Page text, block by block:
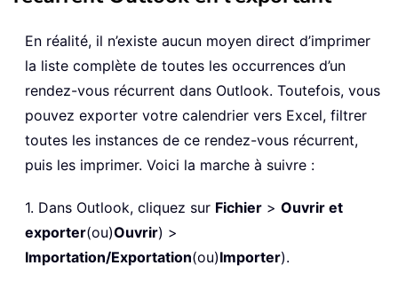
En réalité, il n’existe aucun moyen direct d’imprimer
la liste complète de toutes les occurrences d’un
rendez-vous récurrent dans Outlook. Toutefois, vous
pouvez exporter votre calendrier vers Excel, filtrer
toutes les instances de ce rendez-vous récurrent,
puis les imprimer. Voici la marche à suivre :
1. Dans Outlook, cliquez sur Fichier > Ouvrir et
exporter(ou)Ouvrir) >
Importation/Exportation(ou)Importer).